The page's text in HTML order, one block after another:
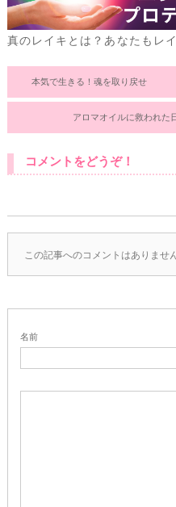
真のレイキとは？あなたもレ
本気で生きる！魂を取り戻せ
アロマオイルに救われた
コメントをどうぞ！
この記事へのコメントはありません
名前